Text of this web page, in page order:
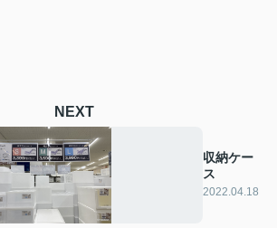
NEXT
収納ケー
ス
2022.04.18